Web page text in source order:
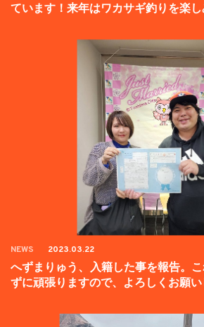
ています！来年はワカサギ釣りを楽し
NEWS 2023.03.22
へずまりゅう、入籍した事を報告。
ずに頑張りますので、よろしくお願い